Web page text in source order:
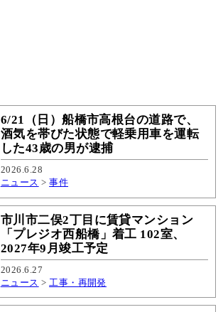
6/21（日）船橋市高根台の道路で、
酒気を帯びた状態で軽乗用車を運転
した43歳の男が逮捕
2026.6.28
ニュース >事件
市川市二俣2丁目に賃貸マンション
「プレジオ西船橋」着工 102室、
2027年9月竣工予定
2026.6.27
ニュース > 工事・再開発